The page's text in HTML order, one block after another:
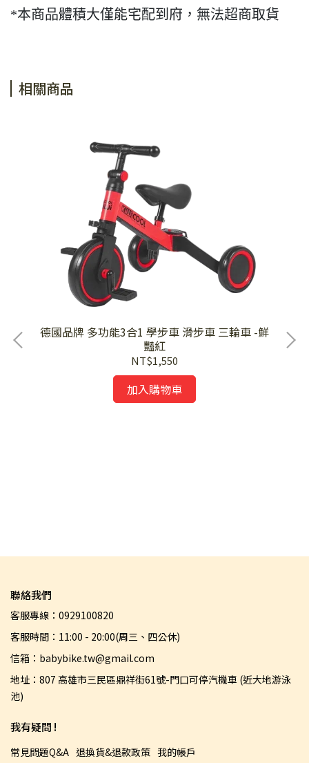
*本商品體積大僅能宅配到府，無法超商取貨
相關商品
德國品牌 多功能3合1 學步車 滑步車 三輪車 -鮮
豔紅
NT$1,550
加入購物車
聯絡我們
客服專線：0929100820
客服時間：11:00 - 20:00(周三、四公休)
信箱：babybike.tw@gmail.com
地址：807 高雄市三民區鼎祥街61號-門口可停汽機車 (近大地游泳
池)
我有疑問 !
常見問題Q&A 退換貨&退款政策 我的帳戶